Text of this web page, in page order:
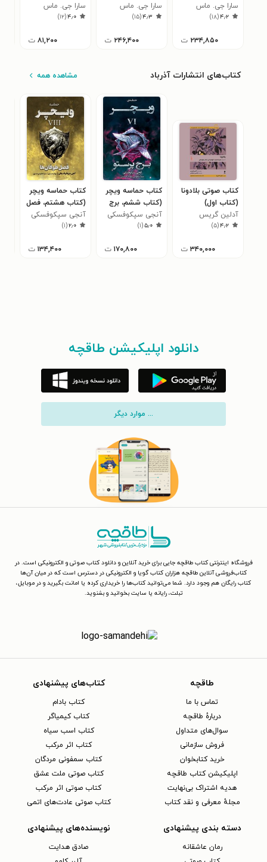
درباری از مه و
خشم)
سارا جی. ماس
۴٫۲(۱۸)
۲۳۴,۸۵۰ ت
درباری از بال و
تباهی)
سارا جی. ماس
۴٫۳(۱۵)
۲۴۶,۴۰۰ ت
نیم، درباری از
یخبندان و نور
سارا جی. ماس
۴٫۰(۱۲)
۸۱,۲۰۰ ت
کتاب‌های انتشارات آذرباد مشاهده همه
کتاب صوتی بلادونا
(کتاب اول)
آدلین گریس
۴٫۲(۵)
۳۴۰,۰۰۰ ت
کتاب حماسه ویچر
(کتاب ششم، برج
پرستو)
آنجی سپکوفسکی
۵٫۰(۱)
۱۷۰,۸۰۰ ت
کتاب حماسه ویچر
(کتاب هشتم، فصل
طوفان ها)
آنجی سپکوفسکی
۲٫۰(۱)
۱۳۴,۴۰۰ ت
دانلود اپلیکیشن طاقچه
... موارد دیگر
فروشگاه اینترنتی کتاب طاقچه جایی برای خرید آنلاین و دانلود کتاب صوتی و الکترونیکی است. در
کتاب‌فروشی آنلاین طاقچه هزاران کتاب گویا و الکترونیکی در دسترس است که در میان آن‌ها
کتاب رایگان هم وجود دارد. شما می‌توانید کتاب‌ها را خریداری کرده یا امانت بگیرید و در موبایل،
تبلت، رایانه یا سایت بخوانید و بشنوید.
طاقچه
تماس با ما
دربارهٔ طاقچه
سوال‌های متداول
فروش سازمانی
خرید کتابخوان
اپلیکیشن کتاب طاقچه
هدیه اشتراک بی‌نهایت
مجلهٔ معرفی و نقد کتاب
کتاب‌های پیشنهادی
کتاب بادام
کتاب کیمیاگر
کتاب اسب سیاه
کتاب اثر مرکب
کتاب سمفونی مردگان
کتاب صوتی ملت عشق
کتاب صوتی اثر مرکب
کتاب صوتی عادت‌های اتمی
دسته بندی پیشنهادی
رمان عاشقانه
نویسنده‌های پیشنهادی
صادق هدایت